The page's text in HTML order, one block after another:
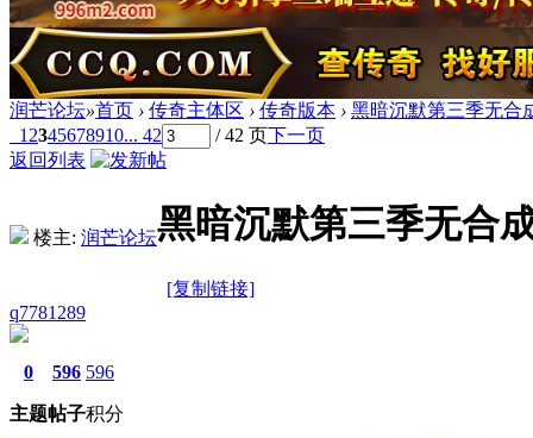
润芒论坛»首页 › 传奇主体区 › 传奇版本 › 黑暗沉默第三季无合
1 2345678910... 42 / 42 页下一页
返回列表
楼主: 润芒论坛黑暗沉默第三季无合
[复制链接]
q7781289
0
主题
596
帖子
596
积分